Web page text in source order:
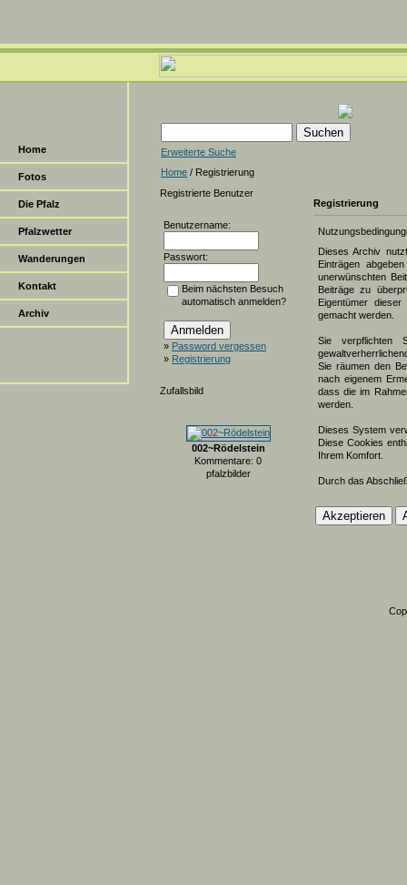
Home
Fotos
Die Pfalz
Pfalzwetter
Wanderungen
Kontakt
Archiv
Erweiterte Suche
Home / Registrierung
Registrierte Benutzer
Benutzername:
Passwort:
Beim nächsten Besuch
automatisch anmelden?
» Password vergessen
» Registrierung
Zufallsbild
002~Rödelstein
Kommentare: 0
pfalzbilder
Registrierung
Dieses Archiv
Einträgen
unerwünschten
Beiträge zu
Eigentümer
gemacht werden.
Sie verpflichten
Sie räumen den
nach eigenem
dass die im
werden.
Dieses System
Diese Cookies
Ihrem Komfort.
Durch das